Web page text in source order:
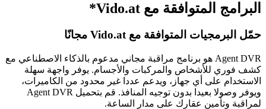
البرامج المتوافقة مع Vido.at*
حمّل البرمجيات المتوافقة مع Vido.at مجانًا
Agent DVR هو برنامج مراقبة مجاني مدعوم بالذكاء الاصطناعي مع
كشف فوري للأشخاص والمركبات والأجسام. يوفر واجهة سهلة
الاستخدام على أي جهاز، ويدعم عددا غير محدود من الكاميرات،
ويوفر وصولا بعيدا بدون توجيه المنافذ. قم بتحميل Agent DVR
لمراقبة وتأمين عقارك على مدار الساعة.